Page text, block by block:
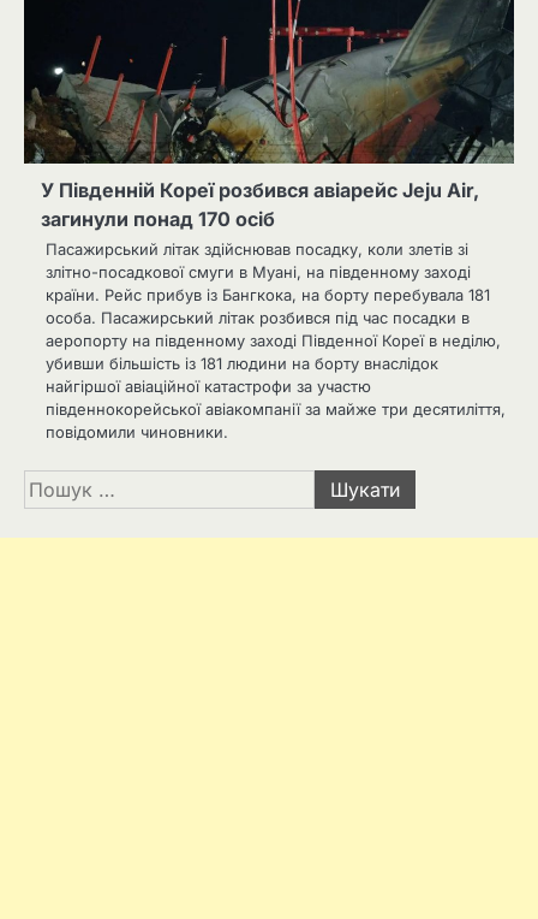
У Південній Кореї розбився авіарейс Jeju Air,
загинули понад 170 осіб
Пасажирський літак здійснював посадку, коли злетів зі
злітно-посадкової смуги в Муані, на південному заході
країни. Рейс прибув із Бангкока, на борту перебувала 181
особа. Пасажирський літак розбився під час посадки в
аеропорту на південному заході Південної Кореї в неділю,
убивши більшість із 181 людини на борту внаслідок
найгіршої авіаційної катастрофи за участю
південнокорейської авіакомпанії за майже три десятиліття,
повідомили чиновники.
Пошук: